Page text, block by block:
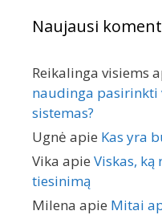
Naujausi
Reikalinga visiems
naudinga pasirinkti
sistemas?
Ugnė apie Kas yra
Vika apie Viskas,
tiesinimą
Milena apie Mitai